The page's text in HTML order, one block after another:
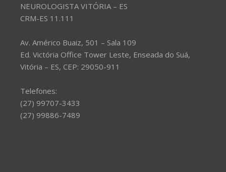
NEUROLOGISTA VITÓRIA – ES
CRM-ES 11.111
Av. Américo Buaiz, 501 – Sala 109
Ed. Victória Office Tower Leste, Enseada do Suá,
Vitória – ES, CEP: 29050-911
Telefones:
(27) 99707-3433
(27) 99886-7489